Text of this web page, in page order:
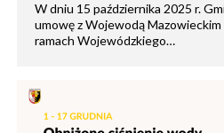
W dniu 15 października 2025 r.
umowę z Wojewodą Mazowieckim
ramach Wojewódzkiego…